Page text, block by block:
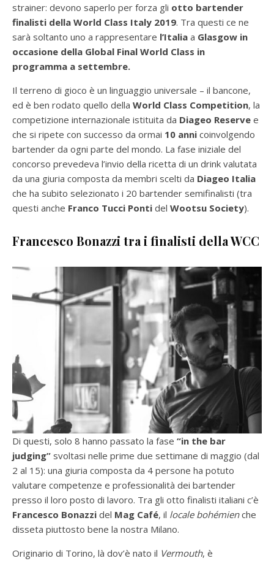
strainer: devono saperlo per forza gli otto bartender
finalisti della World Class Italy 2019. Tra questi ce ne
sarà soltanto uno a rappresentare l’Italia a Glasgow in
occasione della Global Final World Class in
programma a settembre.
Il terreno di gioco è un linguaggio universale – il bancone,
ed è ben rodato quello della World Class Competition, la
competizione internazionale istituita da Diageo Reserve e
che si ripete con successo da ormai 10 anni coinvolgendo
bartender da ogni parte del mondo. La fase iniziale del
concorso prevedeva l’invio della ricetta di un drink valutata
da una giuria composta da membri scelti da Diageo Italia
che ha subito selezionato i 20 bartender semifinalisti (tra
questi anche Franco Tucci Ponti del Wootsu Society).
Francesco Bonazzi tra i finalisti della WCC
Di questi, solo 8 hanno passato la fase “in the bar
judging” svoltasi nelle prime due settimane di maggio (dal
2 al 15): una giuria composta da 4 persone ha potuto
valutare competenze e professionalità dei bartender
presso il loro posto di lavoro. Tra gli otto finalisti italiani c’è
Francesco Bonazzi del Mag Café, il locale bohémienche
disseta piuttosto bene la nostra Milano.
Originario di Torino, là dov’è nato il Vermouth, è